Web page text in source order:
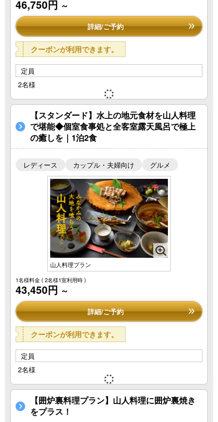
46,750円 ～
詳細/ご予約
クーポンが利用できます。
定員
2名様
【スタンダード】水上の地元食材を山人料理
で堪能◆個室食事処と全客室露天風呂で極上
の癒しを｜1泊2食
レディース カップル・夫婦向け グルメ
山人料理プラン
1名様料金( 2名様1室利用時 )
43,450円 ～
詳細/ご予約
クーポンが利用できます。
定員
2名様
【囲炉裏料理プラン】山人料理に囲炉裏焼き
をプラス！